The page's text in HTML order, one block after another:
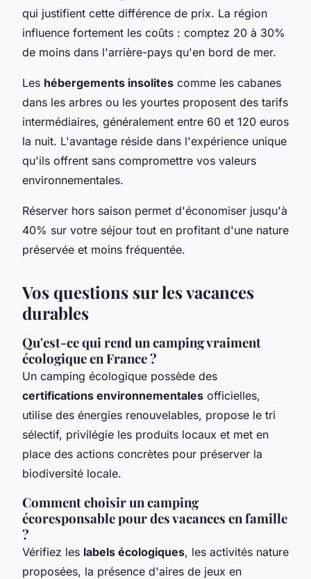
qui justifient cette différence de prix. La région
influence fortement les coûts : comptez 20 à 30%
de moins dans l'arrière-pays qu'en bord de mer.
Les hébergements insolites comme les cabanes
dans les arbres ou les yourtes proposent des tarifs
intermédiaires, généralement entre 60 et 120 euros
la nuit. L'avantage réside dans l'expérience unique
qu'ils offrent sans compromettre vos valeurs
environnementales.
Réserver hors saison permet d'économiser jusqu'à
40% sur votre séjour tout en profitant d'une nature
préservée et moins fréquentée.
Vos questions sur les vacances
durables
Qu'est-ce qui rend un camping vraiment
écologique en France ?
Un camping écologique possède des
certifications environnementales officielles,
utilise des énergies renouvelables, propose le tri
sélectif, privilégie les produits locaux et met en
place des actions concrètes pour préserver la
biodiversité locale.
Comment choisir un camping
écoresponsable pour des vacances en famille
?
Vérifiez les labels écologiques, les activités nature
proposées, la présence d'aires de jeux en